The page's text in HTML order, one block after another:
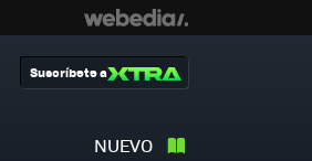
NUEVO
Suscríbete a